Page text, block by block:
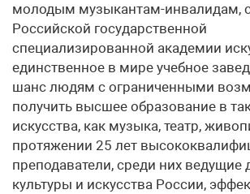
молодым музыкантам-инвалидам,
Российской государственной
специализированной академии
единственное в мире учебное
шанс людям с ограниченными
получить высшее образование в
искусства, как музыка, театр,
протяжении 25 лет
преподаватели, среди них ведущие
культуры и искусства России,